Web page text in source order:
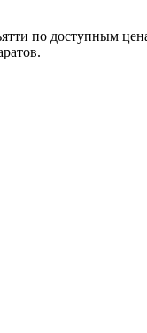
по доступным